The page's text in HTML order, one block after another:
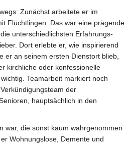
Zunächst arbeitete er im
Flüchtlingen. Das war eine prägende
unterschiedlichsten Erfahrungs-
Dort erlebte er, wie inspirierend
er an seinem ersten Dienstort blieb,
kirchliche oder konfessionelle
Teamarbeit markiert noch
der
hauptsächlich in den
war, die sonst kaum wahrgenommen
Wohnungslose, Demente und